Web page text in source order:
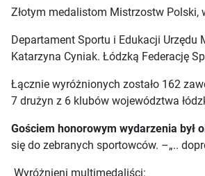
Złotym medalistom Mistrzostw Polski,
Departament Sportu i Edukacji Urzędu
Katarzyna Cyniak. Łódzką Federację
Łącznie wyróżnionych zostało 162
7 drużyn z 6 klubów województwa
Gościem honorowym wydarzenia był
się do zebranych sportowców. –„..
Wyróżnieni multimedaliści: